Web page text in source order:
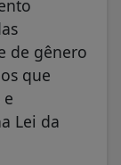
de gênero
que
Lei da